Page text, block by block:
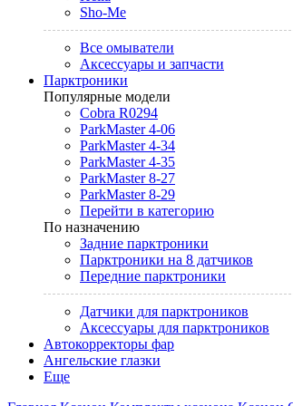
Sho-Me
Все омыватели
Аксессуары и запчасти
Парктроники
Популярные модели
Cobra R0294
ParkMaster 4-06
ParkMaster 4-34
ParkMaster 4-35
ParkMaster 8-27
ParkMaster 8-29
Перейти в категорию
По назначению
Задние парктроники
Парктроники на 8 датчиков
Передние парктроники
Датчики для парктроников
Аксессуары для парктроников
Автокорректоры фар
Ангельские глазки
Еще